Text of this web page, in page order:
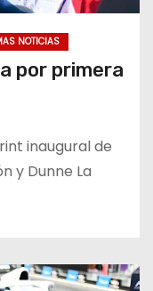
NOTICIAS
por primera
inaugural de
y Dunne La